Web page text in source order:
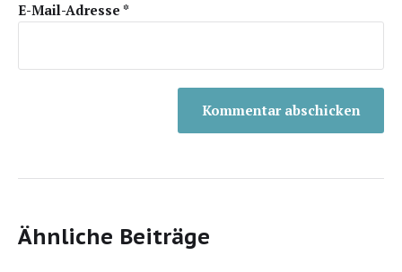
E-Mail-Adresse *
Ähnliche Beiträge